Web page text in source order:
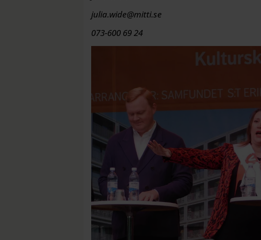
julia.wide@mitti.se
073-600 69 24